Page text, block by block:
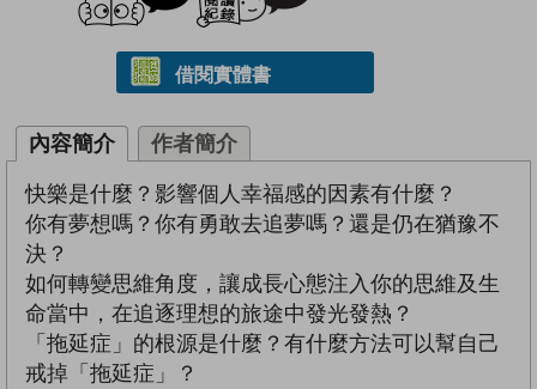
借閱實體書
內容簡介 作者簡介
快樂是什麼？影響個人幸福感的因素有什麼？
你有夢想嗎？你有勇敢去追夢嗎？還是仍在猶豫不
決？
如何轉變思維角度，讓成長心態注入你的思維及生
命當中，在追逐理想的旅途中發光發熱？
「拖延症」的根源是什麼？有什麼方法可以幫自己
戒掉「拖延症」？